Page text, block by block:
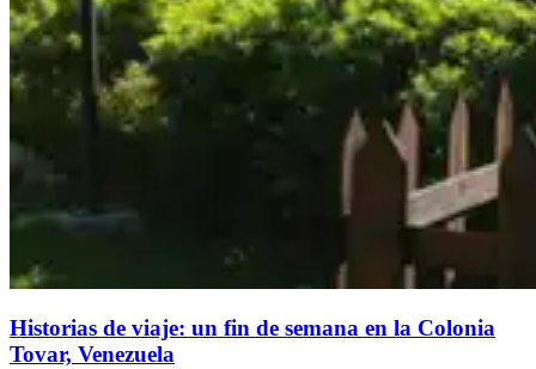
Historias de viaje: un fin de semana en la Colonia
Tovar, Venezuela